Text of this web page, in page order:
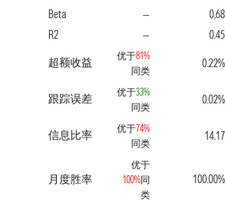
Beta
—
0.68
R2
—
0.45
超额收益
优于81%
同类
0.22%
跟踪误差 优于33%
同类
0.02%
信息比率 优于74%
同类
14.17
月度胜率
优于
100%同
类
100.00%